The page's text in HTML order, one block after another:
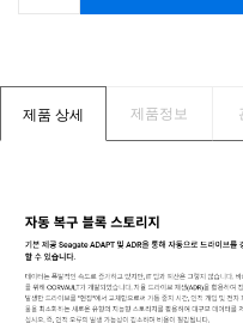
제품 상세 제품정보